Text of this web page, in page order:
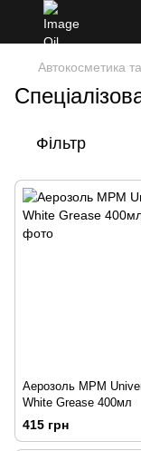
Автокосметика
Фільтр
Аерозоль MPM
White Grease 400мл
415 грн